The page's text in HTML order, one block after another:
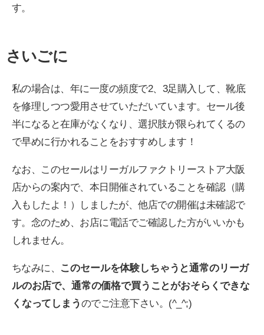
す。
さいごに
私の場合は、年に一度の頻度で2、3足購入して、靴底
を修理しつつ愛用させていただいています。セール後
半になると在庫がなくなり、選択肢が限られてくるの
で早めに行かれることをおすすめします！
なお、このセールはリーガルファクトリーストア大阪
店からの案内で、本日開催されていることを確認（購
入もしたよ！）しましたが、他店での開催は未確認で
す。念のため、お店に電話でご確認した方がいいかも
しれません。
ちなみに、 このセールを体験しちゃうと通常のリーガ
ルのお店で、通常の価格で買うことがおそらくできな
くなってしまうのでご注意下さい。(^_^;)